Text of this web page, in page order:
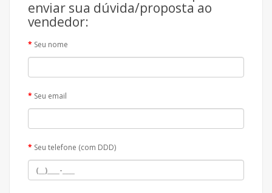
enviar sua dúvida/proposta ao
vendedor:
Seu nome
Seu email
Seu telefone (com DDD)